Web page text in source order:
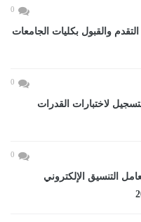
0
2026.. طريقة التقدم والقبول بكليات الجامعات
0
2026.. رابط التسجيل لاختبارات القدرات
0
التنسيق الإلكتروني